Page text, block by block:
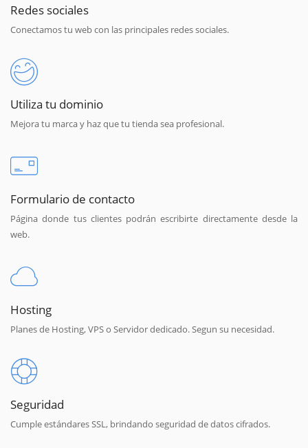
Redes sociales
Conectamos tu web con las principales redes sociales.
Utiliza tu dominio
Mejora tu marca y haz que tu tienda sea profesional.
Formulario de contacto
Página donde tus clientes podrán escribirte directamente desde la
web.
Hosting
Planes de Hosting, VPS o Servidor dedicado. Segun su necesidad.
Seguridad
Cumple estándares SSL, brindando seguridad de datos cifrados.